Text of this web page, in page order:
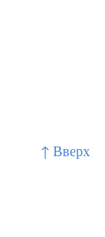
↑ Вверх